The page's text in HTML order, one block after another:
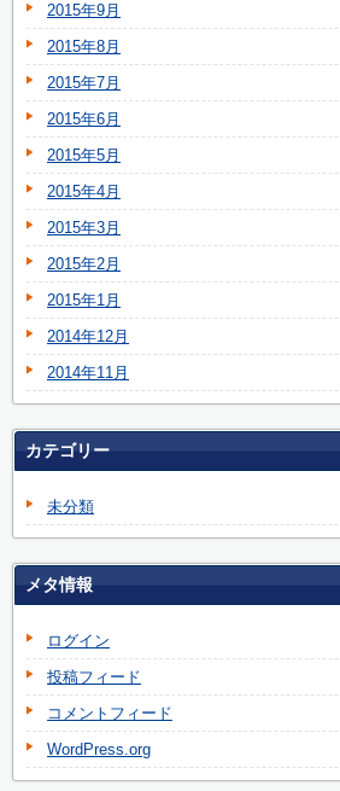
2015年9月
2015年8月
2015年7月
2015年6月
2015年5月
2015年4月
2015年3月
2015年2月
2015年1月
2014年12月
2014年11月
カテゴリー
未分類
メタ情報
ログイン
投稿フィード
コメントフィード
WordPress.org